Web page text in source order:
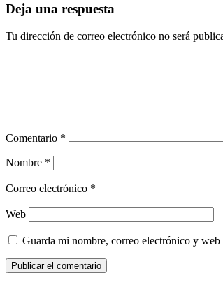
Deja una respuesta
Tu dirección de correo electrónico no será
Comentario *
Nombre *
Correo electrónico *
Web
Guarda mi nombre, correo electrónico y